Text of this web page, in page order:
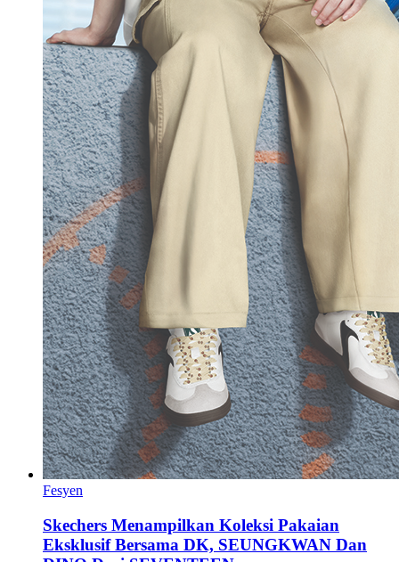
Fesyen
Skechers Menampilkan Koleksi Pakaian
Eksklusif Bersama DK, SEUNGKWAN Dan